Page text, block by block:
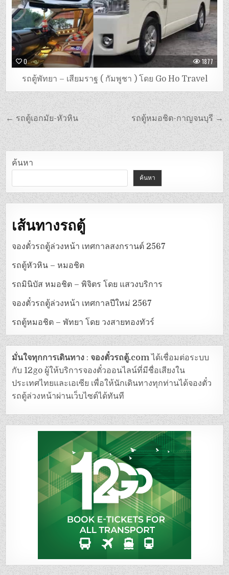
0 1877
รถตู้พัทยา – เสียมราฐ ( กัมพูชา ) โดย Go Ho Travel
แนะแนว
เรื่อง
รถตู้หมอชิต-กาญจนบุรี →
← รถตู้เอกมัย-หัวหิน
ค้นหา
ค้นหา
เส้นทางรถตู้
จองตั๋วรถตู้ล่วงหน้า เทศกาลสงกรานต์ 2567
รถตู้หัวหิน – หมอชิต
รถมินิบัส หมอชิต – พิจิตร โดย แสวงบริการ
จองตั๋วรถตู้ล่วงหน้า เทศกาลปีใหม่ 2567
รถตู้หมอชิต – พัทยา โดย วงสายทองทัวร์
มั่นใจทุกการเดินทาง :จองตั๋วรถตู้.comได้เชื่อมต่อระบบ
กับ 12go ผู้ให้บริการจองตั๋วออนไลน์ที่มีชื่อเสียงใน
ประเทศไทยและเอเซีย เพื่อให้นักเดินทางทุกท่านได้จองตั๋ว
รถตู้ล่วงหน้าผ่านเว็บไซต์ได้ทันที